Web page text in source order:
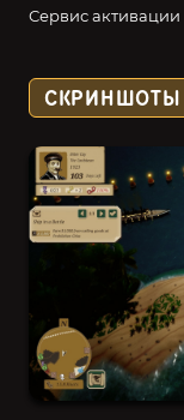
Сервис активации
СКРИНШОТЫ